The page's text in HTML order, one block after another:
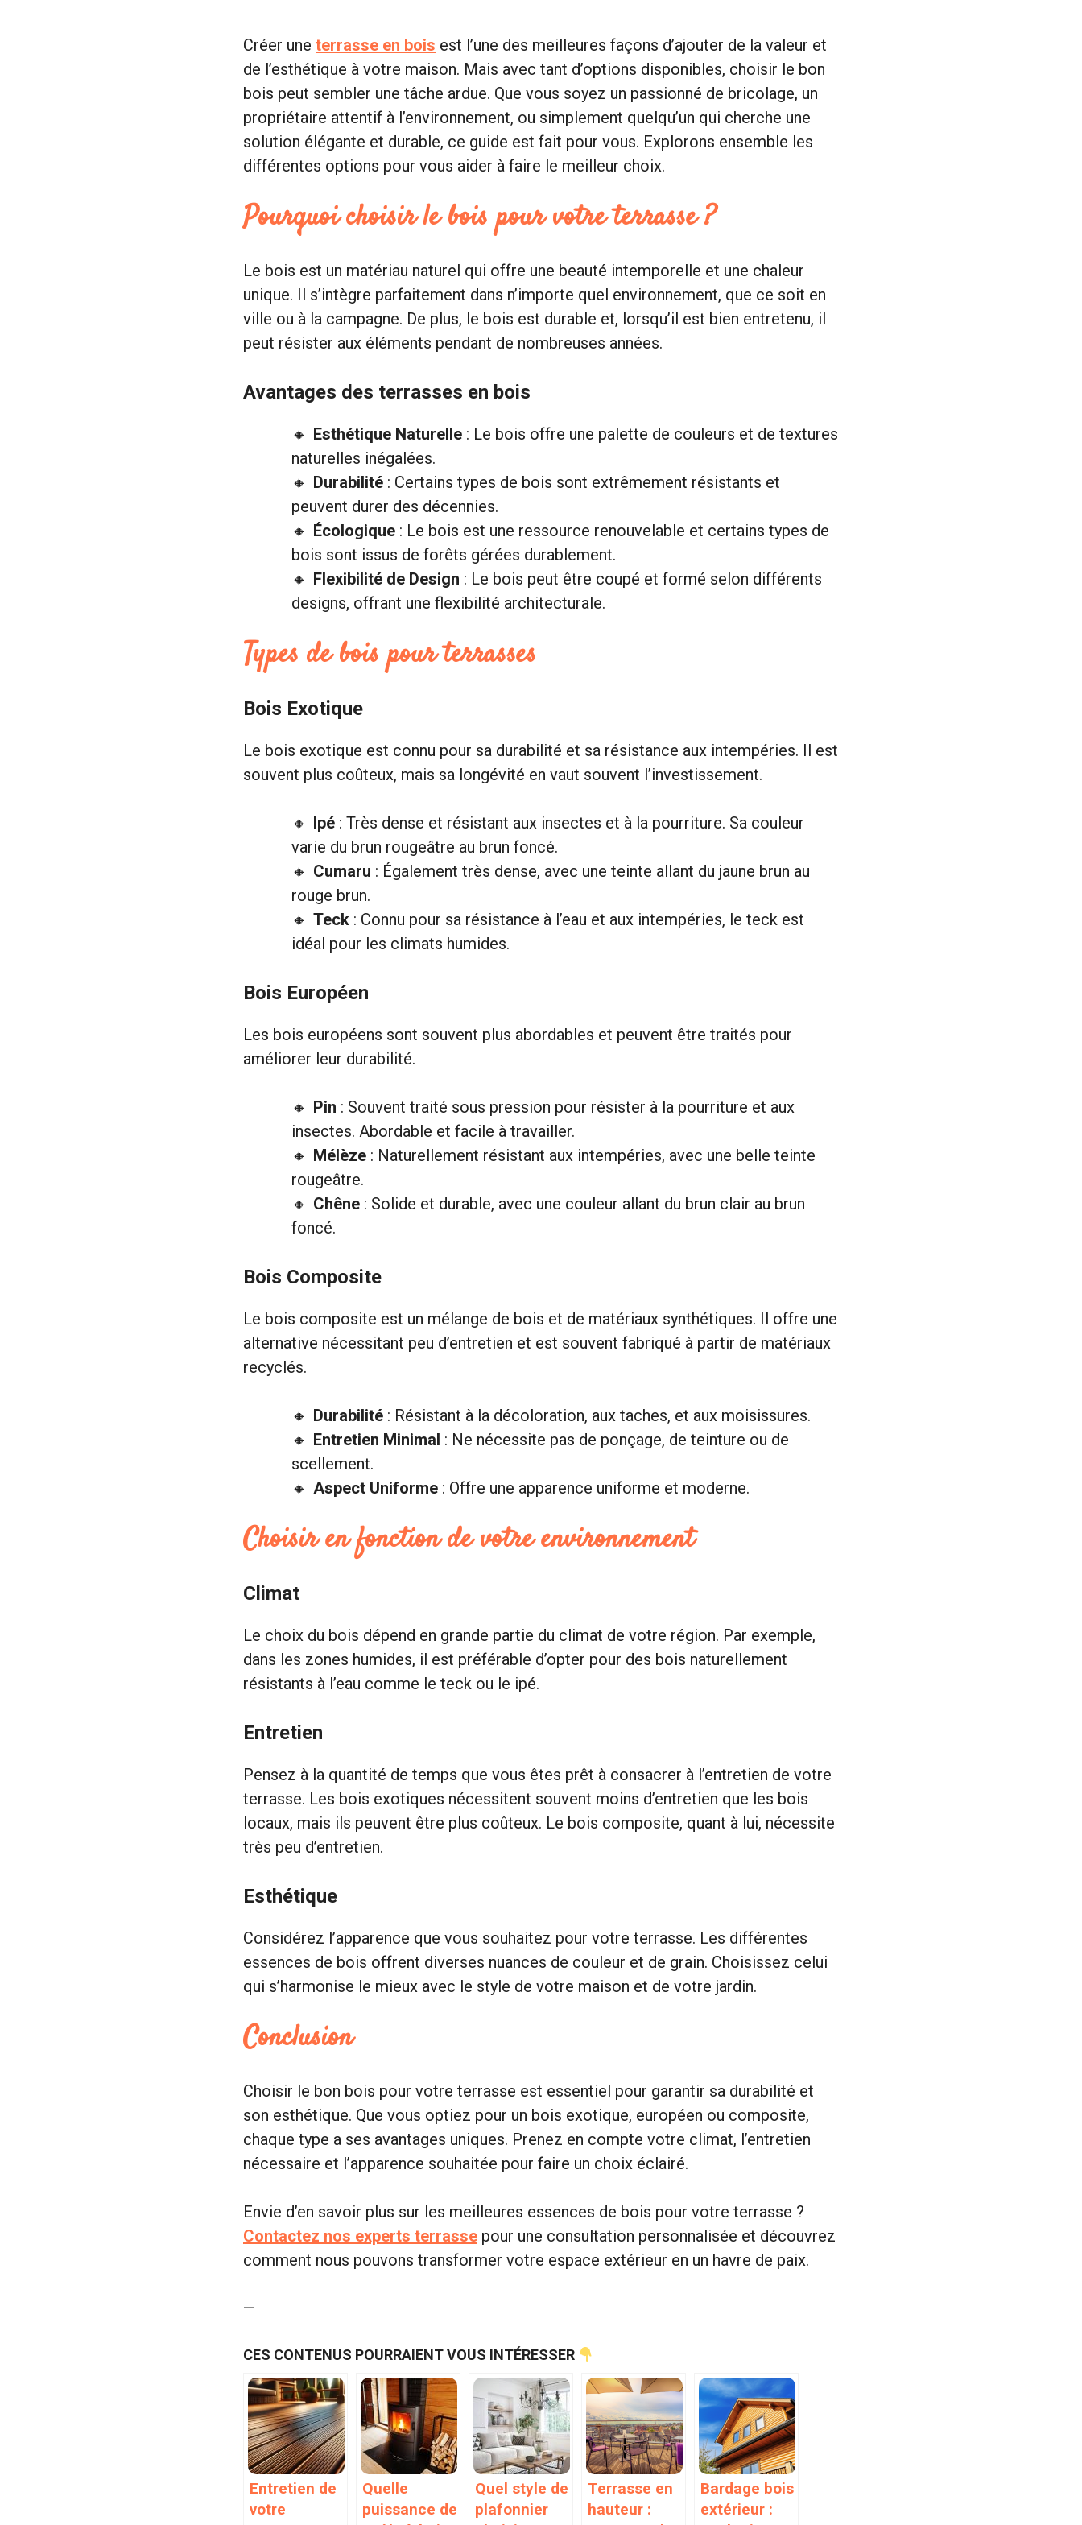
Créer une terrasse en bois est l’une des meilleures façons d’ajouter de la valeur et
de l’esthétique à votre maison. Mais avec tant d’options disponibles, choisir le bon
bois peut sembler une tâche ardue. Que vous soyez un passionné de bricolage, un
propriétaire attentif à l’environnement, ou simplement quelqu’un qui cherche une
solution élégante et durable, ce guide est fait pour vous. Explorons ensemble les
différentes options pour vous aider à faire le meilleur choix.
Pourquoi choisir le bois pour votre terrasse ?
Le bois est un matériau naturel qui offre une beauté intemporelle et une chaleur
unique. Il s’intègre parfaitement dans n’importe quel environnement, que ce soit en
ville ou à la campagne. De plus, le bois est durable et, lorsqu’il est bien entretenu, il
peut résister aux éléments pendant de nombreuses années.
Avantages des terrasses en bois
Esthétique Naturelle : Le bois offre une palette de couleurs et de textures
naturelles inégalées.
Durabilité : Certains types de bois sont extrêmement résistants et
peuvent durer des décennies.
Écologique : Le bois est une ressource renouvelable et certains types de
bois sont issus de forêts gérées durablement.
Flexibilité de Design : Le bois peut être coupé et formé selon différents
designs, offrant une flexibilité architecturale.
Types de bois pour terrasses
Bois Exotique
Le bois exotique est connu pour sa durabilité et sa résistance aux intempéries. Il est
souvent plus coûteux, mais sa longévité en vaut souvent l’investissement.
Ipé : Très dense et résistant aux insectes et à la pourriture. Sa couleur
varie du brun rougeâtre au brun foncé.
Cumaru : Également très dense, avec une teinte allant du jaune brun au
rouge brun.
Teck : Connu pour sa résistance à l’eau et aux intempéries, le teck est
idéal pour les climats humides.
Bois Européen
Les bois européens sont souvent plus abordables et peuvent être traités pour
améliorer leur durabilité.
Pin : Souvent traité sous pression pour résister à la pourriture et aux
insectes. Abordable et facile à travailler.
Mélèze : Naturellement résistant aux intempéries, avec une belle teinte
rougeâtre.
Chêne : Solide et durable, avec une couleur allant du brun clair au brun
foncé.
Bois Composite
Le bois composite est un mélange de bois et de matériaux synthétiques. Il offre une
alternative nécessitant peu d’entretien et est souvent fabriqué à partir de matériaux
recyclés.
Durabilité : Résistant à la décoloration, aux taches, et aux moisissures.
Entretien Minimal : Ne nécessite pas de ponçage, de teinture ou de
scellement.
Aspect Uniforme : Offre une apparence uniforme et moderne.
Choisir en fonction de votre environnement
Climat
Le choix du bois dépend en grande partie du climat de votre région. Par exemple,
dans les zones humides, il est préférable d’opter pour des bois naturellement
résistants à l’eau comme le teck ou le ipé.
Entretien
Pensez à la quantité de temps que vous êtes prêt à consacrer à l’entretien de votre
terrasse. Les bois exotiques nécessitent souvent moins d’entretien que les bois
locaux, mais ils peuvent être plus coûteux. Le bois composite, quant à lui, nécessite
très peu d’entretien.
Esthétique
Considérez l’apparence que vous souhaitez pour votre terrasse. Les différentes
essences de bois offrent diverses nuances de couleur et de grain. Choisissez celui
qui s’harmonise le mieux avec le style de votre maison et de votre jardin.
Conclusion
Choisir le bon bois pour votre terrasse est essentiel pour garantir sa durabilité et
son esthétique. Que vous optiez pour un bois exotique, européen ou composite,
chaque type a ses avantages uniques. Prenez en compte votre climat, l’entretien
nécessaire et l’apparence souhaitée pour faire un choix éclairé.
Envie d’en savoir plus sur les meilleures essences de bois pour votre terrasse ?
Contactez nos experts terrasse pour une consultation personnalisée et découvrez
comment nous pouvons transformer votre espace extérieur en un havre de paix.
—
CES CONTENUS POURRAIENT VOUS INTÉRESSER
Entretien de
votre
Quelle
puissance de
Quel style de
plafonnier
Terrasse en
hauteur :
Bardage bois
extérieur :